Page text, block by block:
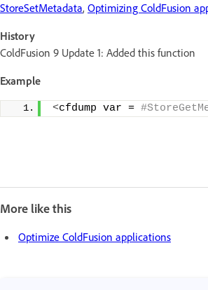
StoreSetMetadata, Optimizing ColdFusion
History
ColdFusion 9 Update 1: Added this function
Example
<cfdump var =
More like this
Optimize ColdFusion applications